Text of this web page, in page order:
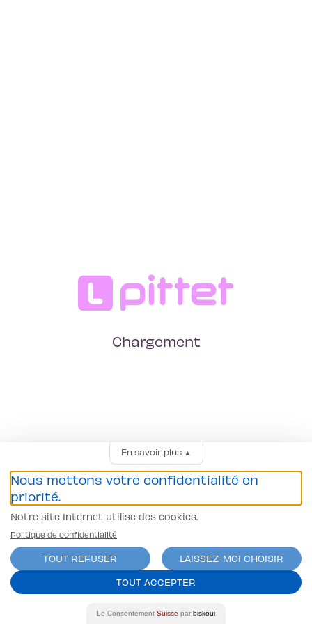
Chargement
En savoir plus▲
Nous mettons votre confidentialité en
priorité.
Notre site Internet utilise des cookies.
Politique de confidentialité
TOUT REFUSER
LAISSEZ-MOI CHOISIR
TOUT ACCEPTER
Le Consentement Suisse par biskoui